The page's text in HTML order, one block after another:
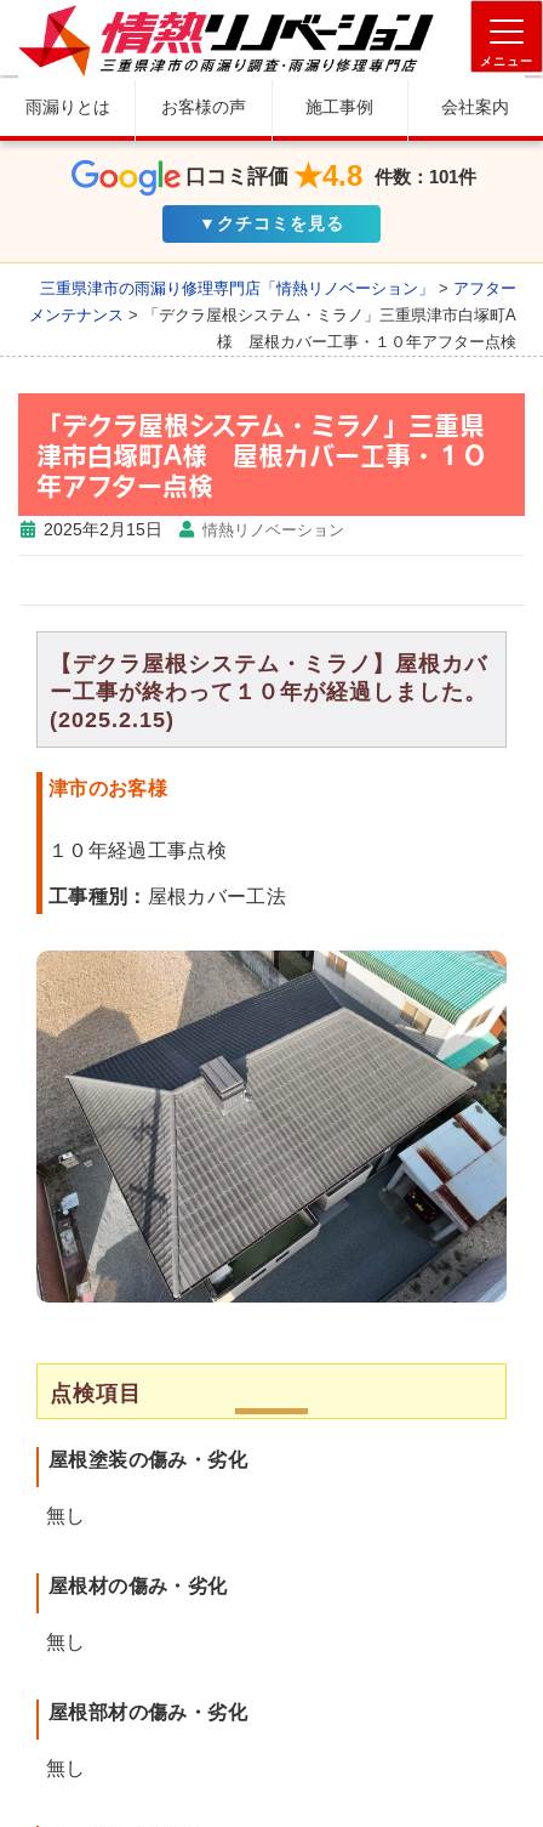
メニュー
雨漏りとは お客様の声 施工事例 会社案内
口コミ評価 ★4.8 件数：101件
▼クチコミを見る
三重県津市の雨漏り修理専門店「情熱リノベーション」 > アフター
メンテナンス >
「デクラ屋根システム・ミラノ」三重県津市白塚町A
様 屋根カバー工事・１０年アフター点検
「デクラ屋根システム・ミラノ」三重県
津市白塚町A様 屋根カバー工事・１０
年アフター点検
2025年2月15日 情熱リノベーション
【デクラ屋根システム・ミラノ】屋根カバ
ー工事が終わって１０年が経過しました。
(2025.2.15)
津市のお客様
１０年経過工事点検
工事種別： 屋根カバー工法
点検項目
屋根塗装の傷み・劣化
無し
屋根材の傷み・劣化
無し
屋根部材の傷み・劣化
無し